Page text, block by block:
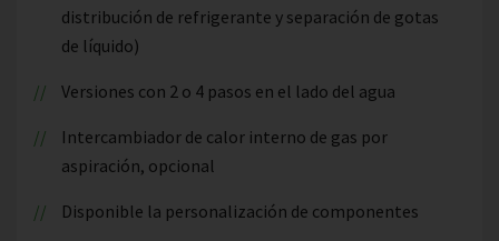
distribución de refrigerante y separación de gotas
de líquido)
Versiones con 2 o 4 pasos en el lado del agua
Intercambiador de calor interno de gas por
aspiración, opcional
Disponible la personalización de componentes